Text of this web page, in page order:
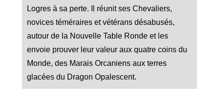
Logres à sa perte. Il réunit ses Chevaliers,
novices téméraires et vétérans désabusés,
autour de la Nouvelle Table Ronde et les
envoie prouver leur valeur aux quatre coins du
Monde, des Marais Orcaniens aux terres
glacées du Dragon Opalescent.